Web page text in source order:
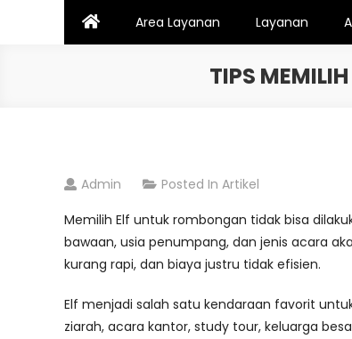
Area Layanan Layanan
TIPS
Admin Posted In Artikel
Memilih Elf untuk rombongan tidak bisa
bawaan, usia penumpang, dan jenis acara
kurang rapi, dan biaya justru tidak efisien.
Elf menjadi salah satu kendaraan favorit
ziarah, acara kantor, study tour, keluarga